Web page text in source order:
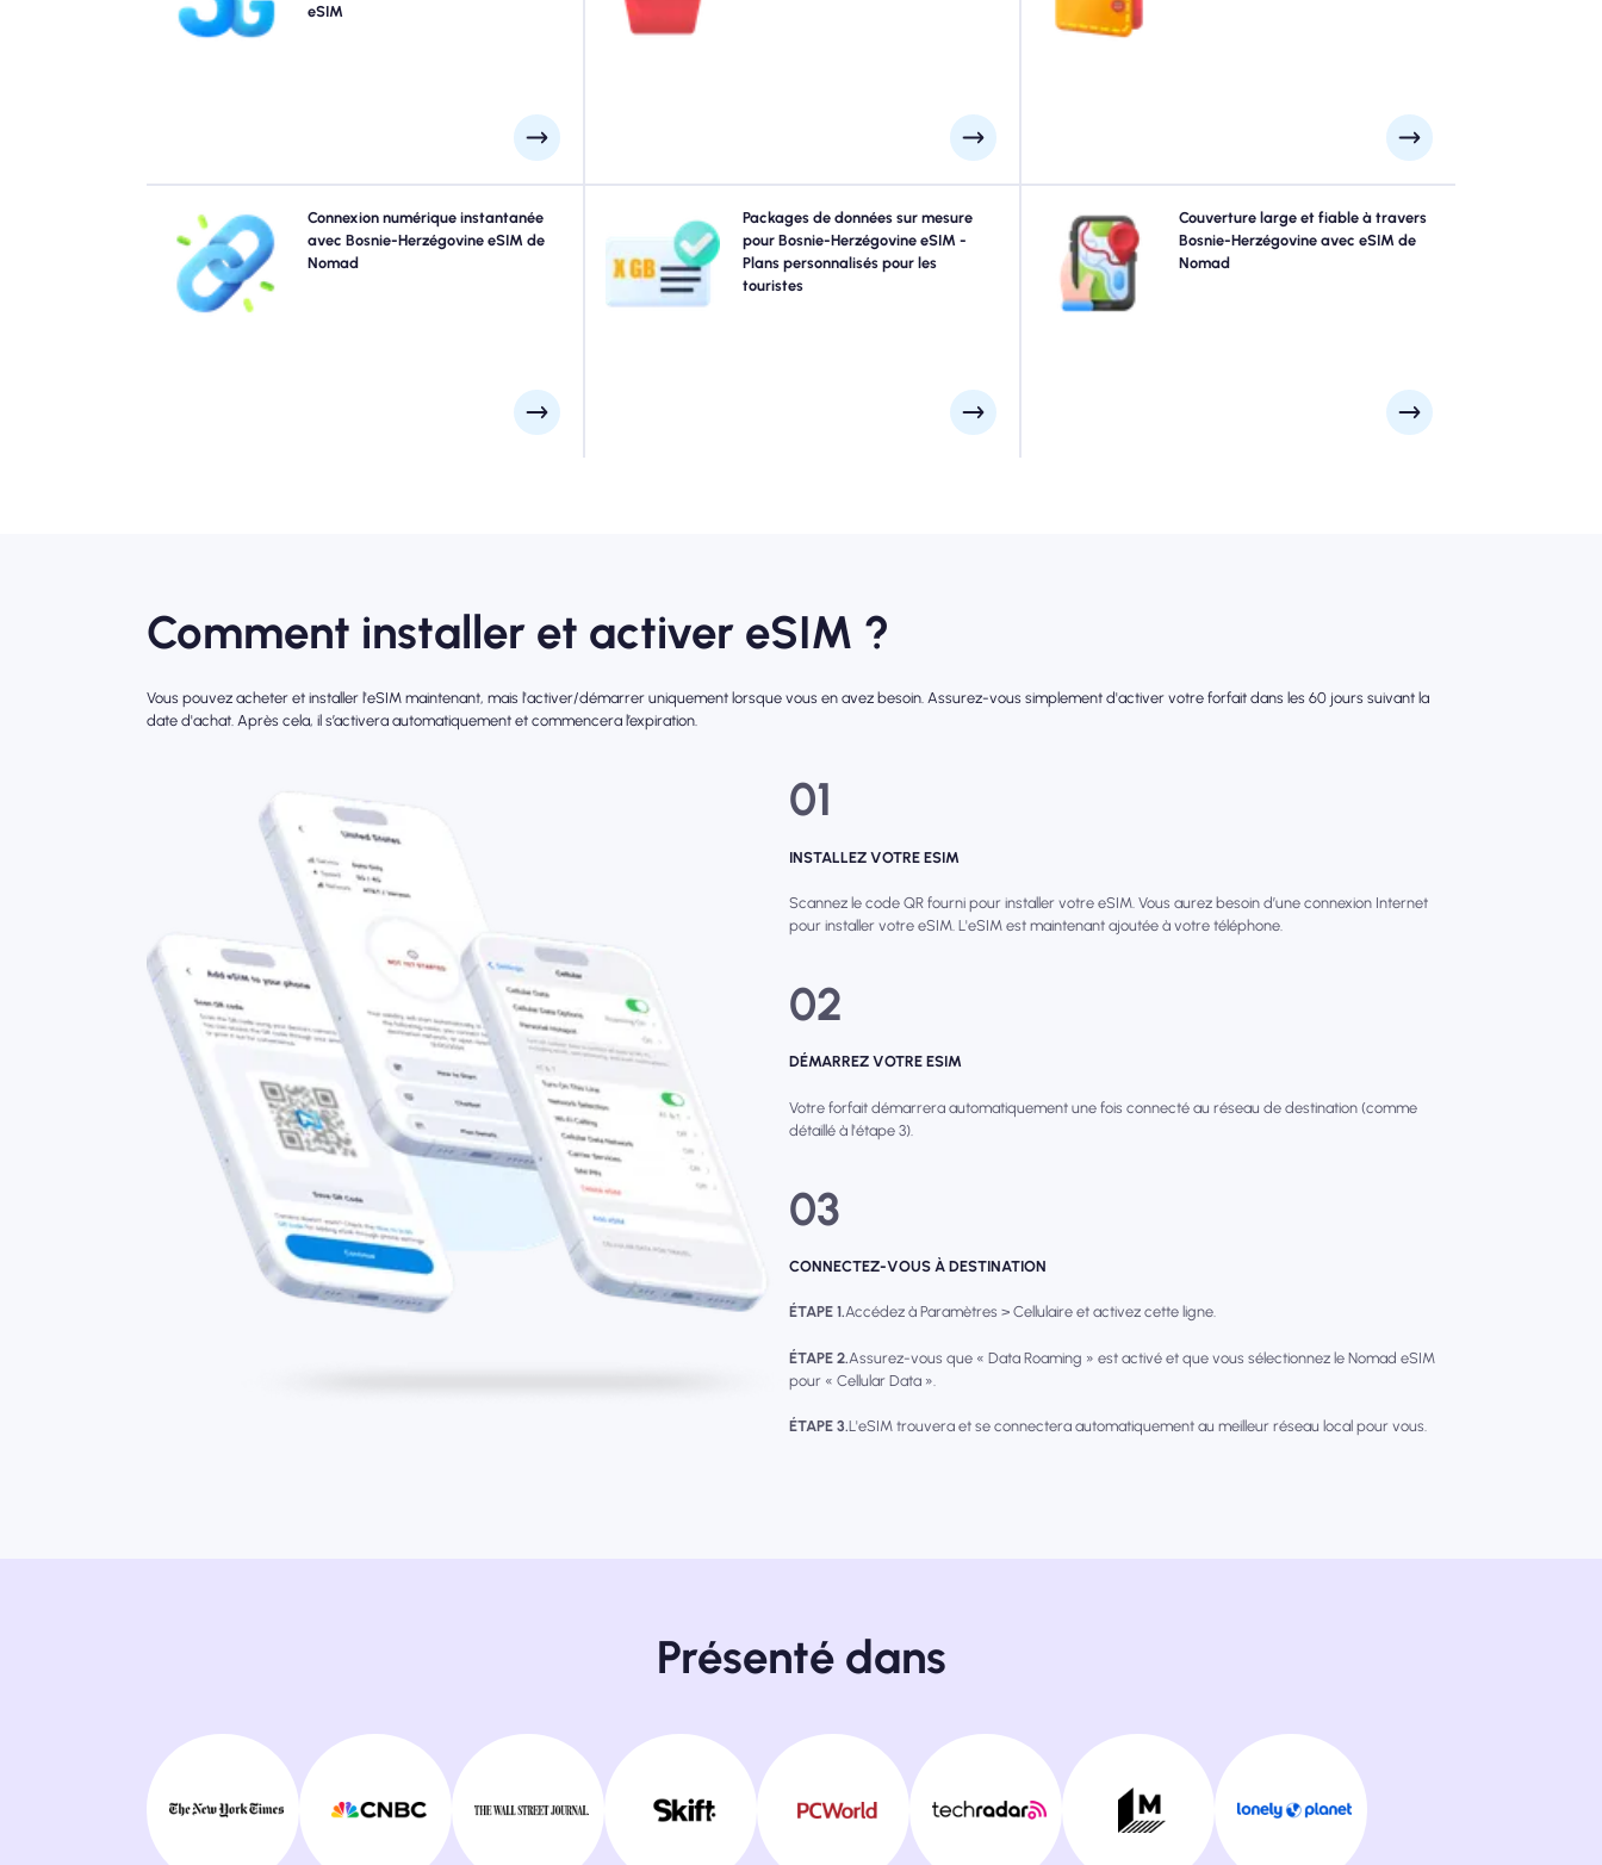
eSIM
couverture peut varier selon l'emplacement et l'heure de
connectivité 5G / 4G transparente. Lorsque votre plan
initial expire, votre module complémentaire active
voyage et maintenez un contrôle complet sur votre
Connexion numérique instantanée
avec Bosnie-Herzégovine eSIM de
Nomad
Sautez les files d'attente et oubliez les sims physiques.
Activez instantanément votre nomade Bosnie-
Herzégovine eSIM à partir de votre appareil pour une
connectivité 4G / 5G rapide. Obtenez en ligne le moment
où vous arrivez à l'aéroport sans tracas ni retards.
Packages de données sur mesure
pour Bosnie-Herzégovine eSIM -
Plans personnalisés pour les
touristes
Voyager à Bosnie-Herzégovine? Choisissez parmi nos
packages de données Bosnie-Herzégovine conçus pour
répondre à tous les besoins, avec une connectivité 4G /
5G transparente. Quelques-uns de nos eSIMS
nécessitent une activation manuelle, veuillez consulter
Couverture large et fiable à travers
Bosnie-Herzégovine avec eSIM de
Nomad
Explorez Bosnie-Herzégovine avec confiance en utilisant
Bosnie-Herzégovine eSIM de NOMAD, offrant une
couverture 4G / 5G fiable à travers les principales
attractions et quartiers commerciaux de la ville. Restez
connecté, peu importe où votre voyage vous mène.
Comment installer et activer eSIM ?
Vous pouvez acheter et installer l'eSIM maintenant, mais l'activer/démarrer uniquement lorsque vous en avez besoin. Assurez-vous simplement d'activer votre forfait dans les 60 jours suivant la
date d'achat. Après cela, il s’activera automatiquement et commencera l’expiration.
01
INSTALLEZ VOTRE ESIM
Scannez le code QR fourni pour installer votre eSIM. Vous aurez besoin d’une connexion Internet
pour installer votre eSIM. L'eSIM est maintenant ajoutée à votre téléphone.
02
DÉMARREZ VOTRE ESIM
Votre forfait démarrera automatiquement une fois connecté au réseau de destination (comme
détaillé à l'étape 3).
03
CONNECTEZ-VOUS À DESTINATION
ÉTAPE 1.Accédez à Paramètres > Cellulaire et activez cette ligne.
ÉTAPE 2.Assurez-vous que « Data Roaming » est activé et que vous sélectionnez le Nomad eSIM
pour « Cellular Data ».
ÉTAPE 3.L'eSIM trouvera et se connectera automatiquement au meilleur réseau local pour vous.
Présenté dans